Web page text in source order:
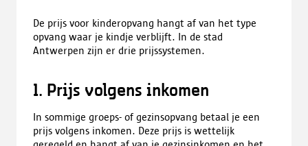
De prijs voor kinderopvang hangt af van het type
opvang waar je kindje verblijft. In de stad
Antwerpen zijn er drie prijssystemen.
1. Prijs volgens inkomen
In sommige groeps- of gezinsopvang betaal je een
prijs volgens inkomen. Deze prijs is wettelijk